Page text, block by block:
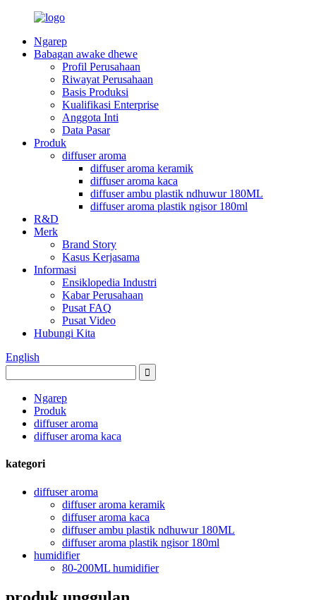
Ngarep
Babagan awake dhewe
Profil Perusahaan
Riwayat Perusahaan
Basis Produksi
Kualifikasi Enterprise
Anggota Inti
Data Pasar
Produk
diffuser aroma
diffuser aroma keramik
diffuser aroma kaca
diffuser ambu plastik ndhuwur 180ML
diffuser aroma plastik ngisor 180ml
R&D
Merk
Brand Story
Kasus Kerjasama
Informasi
Ensiklopedia Industri
Kabar Perusahaan
Pusat FAQ
Pusat Video
Hubungi Kita
English
Ngarep
Produk
diffuser aroma
diffuser aroma kaca
kategori
diffuser aroma
diffuser aroma keramik
diffuser aroma kaca
diffuser ambu plastik ndhuwur 180ML
diffuser aroma plastik ngisor 180ml
humidifier
80-200ML humidifier